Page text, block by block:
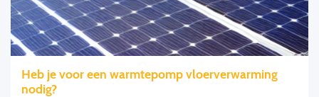
Heb je voor een warmtepomp vloerverwarming
nodig?